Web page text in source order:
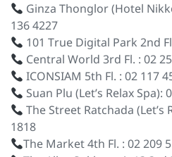
Ginza Thonglor (Hotel
136 4227
101 True Digital Park 2nd
Central World 3rd Fl. : 02
ICONSIAM 5th Fl. : 02 117
Suan Plu (Let’s Relax Spa):
The Street Ratchada (Let’s
1818
The Market 4th Fl. : 02 209